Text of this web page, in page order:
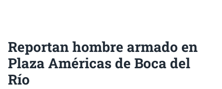
Reportan hombre armado en
Plaza Américas de Boca del
Río